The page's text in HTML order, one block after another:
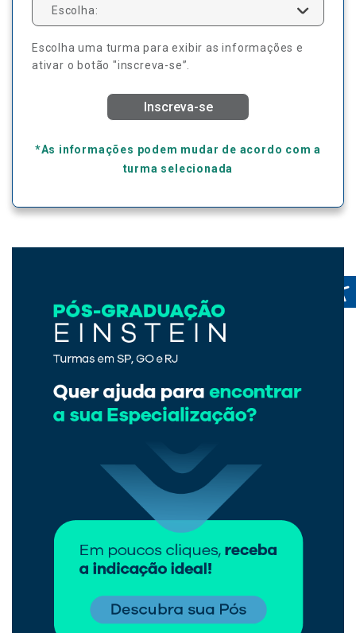
Escolha:
Escolha uma turma para exibir as informações e
ativar o botão "inscreva-se”.
Inscreva-se
*As informações podem mudar de acordo com a
turma selecionada